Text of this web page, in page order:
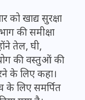
को खाद्य सुरक्षा
की समीक्षा
तेल, घी,
की वस्तुओं की
के लिए कहा।
के लिए समर्पित